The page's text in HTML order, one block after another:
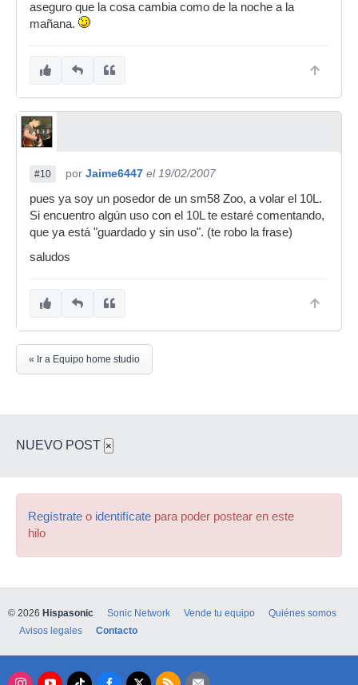
aseguro que la cosa cambia como de la noche a la
mañana.
#10 por Jaime6447 el 19/02/2007
pues ya soy un posedor de un sm58 Zoo, a volar el 10L.
Si encuentro algún uso con el 10L te estaré comentando,
que ya está "guardado y sin uso". (te robo la frase)
saludos
« Ir a Equipo home studio
NUEVO POST ×
Regístrate o identifícate para poder postear en este
hilo
© 2026 Hispasonic Sonic Network Vende tu equipo
Quiénes somos
Avisos legales
Contacto